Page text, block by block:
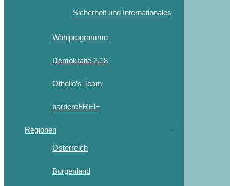
Sicherheit und Internationales
Wahlprogramme
Demokratie 2.18
Othello’s Team
barriereFREI+
Regionen
Österreich
Burgenland